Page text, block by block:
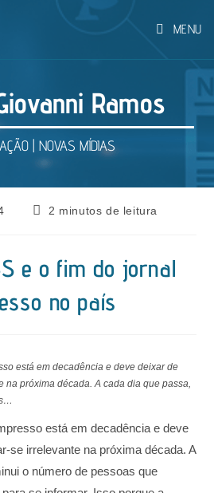
MENU
Ramos
| NOVAS MÍDIAS
Tempo2 minutos de leitura
e o fim do jornal
no país
está em decadência e deve deixar de
na próxima década. A cada dia que passa,
está em decadência e deve
se irrelevante na próxima década. A
o número de pessoas que